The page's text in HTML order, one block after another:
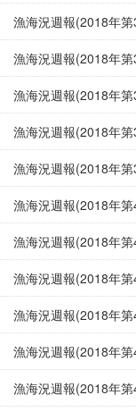
漁海況週報(2018年
漁海況週報(2018年
漁海況週報(2018年
漁海況週報(2018年
漁海況週報(2018年
漁海況週報(2018年
漁海況週報(2018年
漁海況週報(2018年
漁海況週報(2018年
漁海況週報(2018年
漁海況週報(2018年